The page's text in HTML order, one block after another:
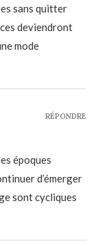
sans quitter
deviendront
mode
époques
d’émerger
sont cycliques
RÉPONDRE